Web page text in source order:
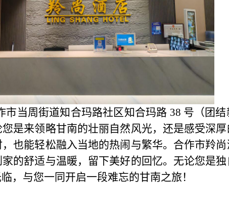
市当周街道知合玛路社区知合玛路 38 号（团结
是来领略甘南的壮丽自然风光，还是感受深
也能轻松融入当地的热闹与繁华。合作市羚
的舒适与温暖，留下美好的回忆。无论您是
，与您一同开启一段难忘的甘南之旅！